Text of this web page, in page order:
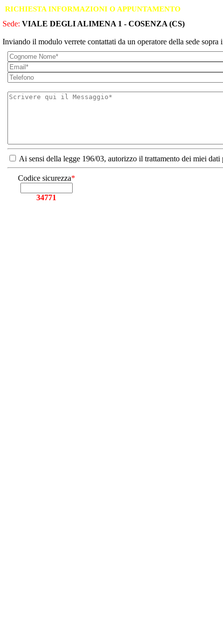
RICHIESTA INFORMAZIONI O APPUNTAMENTO
Sede: VIALE DEGLI ALIMENA 1 - COSENZA (CS)
Inviando il modulo verrete contattati da un operatore della sede sopra
Ai sensi della legge 196/03, autorizzo il trattamento dei miei
Codice sicurezza*
34771